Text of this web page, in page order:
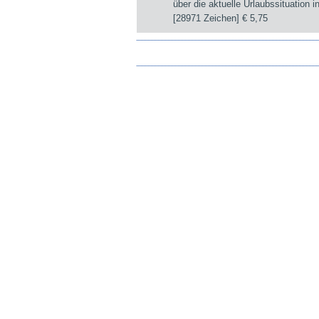
über die aktuelle Urlaubssituation
[28971 Zeichen]€ 5,75